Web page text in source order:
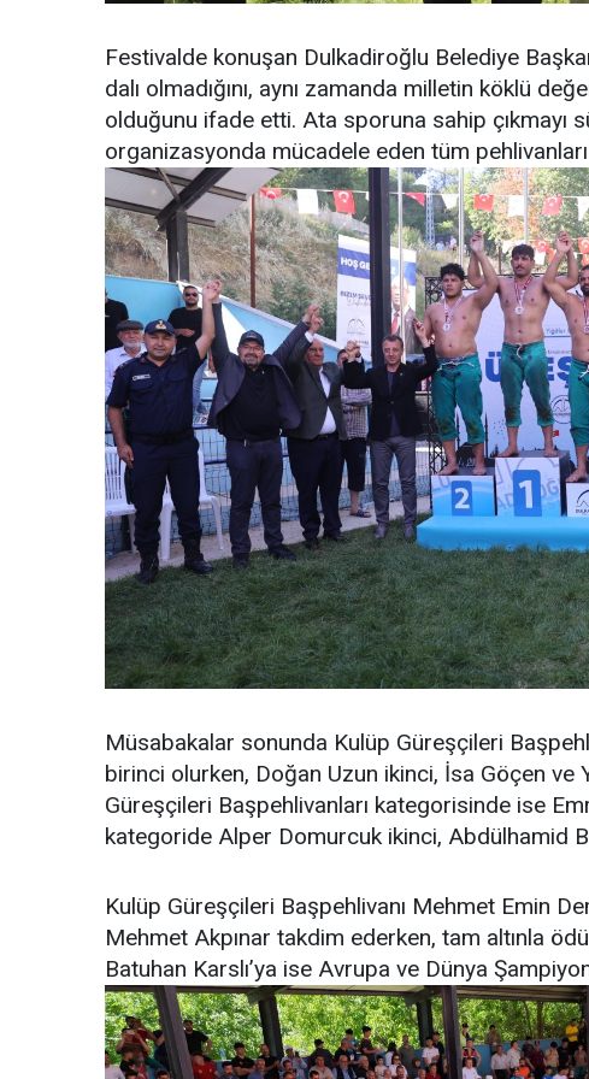
Festivalde konuşan Dulkadiroğlu Belediye
dalı olmadığını, aynı zamanda milletin köklü
olduğunu ifade etti. Ata sporuna sahip çıkmayı
organizasyonda mücadele eden tüm
Müsabakalar sonunda Kulüp Güreşçileri
birinci olurken, Doğan Uzun ikinci, İsa Göçen ve
Güreşçileri Başpehlivanları kategorisinde ise
kategoride Alper Domurcuk ikinci, Abdülhamid
Kulüp Güreşçileri Başpehlivanı Mehmet Emin
Mehmet Akpınar takdim ederken, tam altınla
Batuhan Karslı’ya ise Avrupa ve Dünya